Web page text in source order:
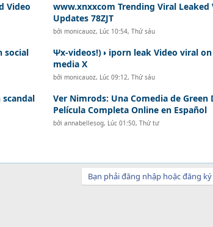
Video
www.xnxxcom Trending Viral Leaked
Updates 78ZJT
bởi monicauoz, Lúc 10:54, Thứ sáu
social
Ψx-videos!)◑ iporn leak Video viral on
media X
bởi monicauoz, Lúc 09:12, Thứ sáu
scandal
Ver Nimrods: Una Comedia de Green
Película Completa Online en Español
bởi annabellesog, Lúc 01:50, Thứ tư
Bạn phải đăng nhập hoặc đăng